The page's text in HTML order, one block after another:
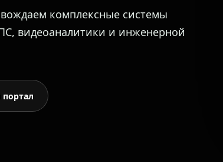
комплексные системы
видеоаналитики и инженерной